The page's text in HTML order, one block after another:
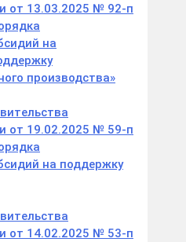
от 13.03.2025 № 92-п
на
производства»
от 19.02.2025 № 59-п
на поддержку
от 14.02.2025 № 53-п